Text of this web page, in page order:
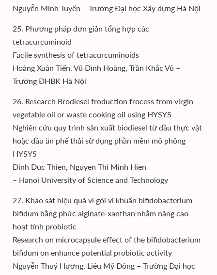
Nguyễn Minh Tuyển – Trường Đại học Xây dựng Hà Nội
25. Phương pháp đơn giản tổng hợp các
tetracurcuminoid
Facile synthesis of tetracurcuminoids
Hoàng Xuân Tiến, Vũ Đình Hoàng, Trần Khắc Vũ –
Trường ĐHBK Hà Nội
26. Research Brodiesel froduction frocess from virgin
vegetable oil or waste cooking oil using HYSYS
Nghiên cứu quy trình sản xuất biodiesel từ dầu thực vật
hoặc dầu ăn phế thải sử dụng phần mềm mô phỏng
HYSYS
Dinh Duc Thien, Nguyen Thi Minh Hien
– Hanoi University of Science and Technology
27. Khảo sát hiệu quả vi gói vi khuẩn bifidobacterium
bifidum bằng phức alginate-xanthan nhằm nâng cao
hoạt tính probiotic
Research on microcapsule effect of the bifidobacterium
bifidum on enhance potential probiotic activity
Nguyễn Thuý Hương, Liêu Mỹ Đông – Trường Đại học